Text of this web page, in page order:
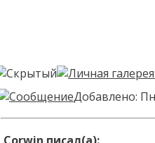
Добавлено: